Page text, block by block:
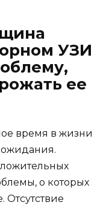
УЗИ
ее
время в жизни
о которых
Отсутствие